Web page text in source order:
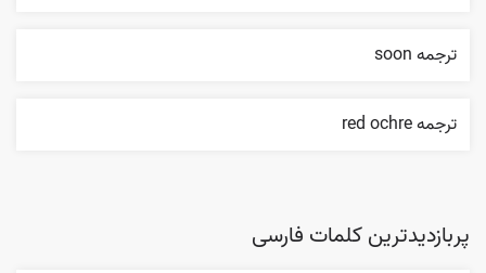
ترجمه soon
ترجمه red ochre
پربازدیدترین کلمات فارسی